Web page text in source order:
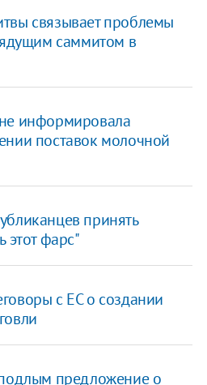
связывает проблемы
саммитом в
информировала
поставок молочной
принять
этот фарс"
с ЕС о создании
предложение о